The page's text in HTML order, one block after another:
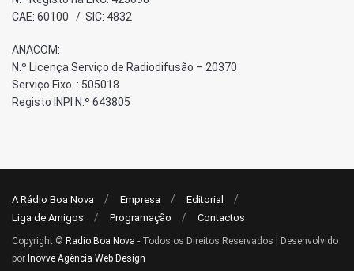
CAE: 60100 / SIC: 4832
ANACOM:
N.º Licença Serviço de Radiodifusão – 20370
Serviço Fixo : 505018
Registo INPI N.º 643805
A Rádio Boa Nova Empresa
Editorial
Liga de Amigos
Programação Contactos
Copyright © Radio Boa Nova - Todos os Direitos Reservados | Desenvolvido
por Inovve Agência Web Design